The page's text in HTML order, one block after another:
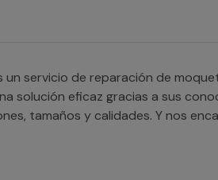
un servicio de reparación de
solución eficaz gracias a sus
tamaños y calidades. Y nos